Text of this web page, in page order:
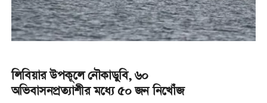
লিবিয়ার উপকূলে নৌকাডুবি, ৬০
অভিবাসনপ্রত্যাশীর মধ্যে ৫০ জন নিখোঁজ